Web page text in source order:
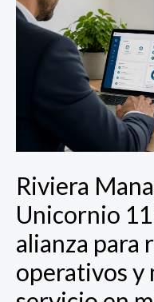
Riviera
Unicornio
alianza para
operativos y
115
formalizan
operativos
y
mejorar
servicio
en
más